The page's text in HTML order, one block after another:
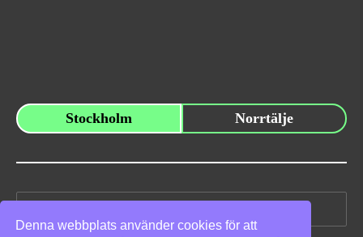
Denna webbplats använder cookies för att
Stockholm Norrtälje
Sök
efter: